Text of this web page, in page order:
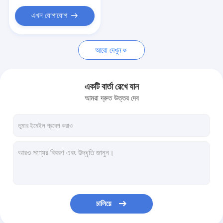
এখন যোগাযোগ
আরো দেখুন
একটি বার্তা রেখে যান
আমরা দ্রুত উত্তর দেব
চালিয়ে